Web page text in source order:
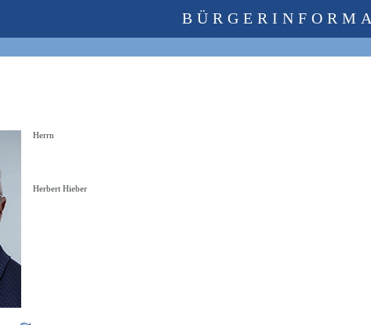
Herrn
Herbert Hieber